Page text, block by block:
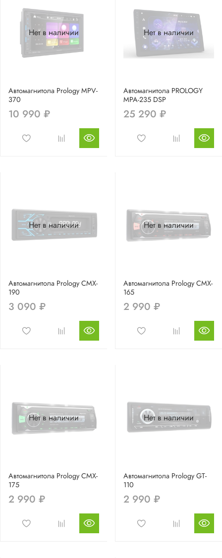
Нет в наличии
Автомагнитола Prology MPV-
370
10 990 ₽
Нет в наличии
Автомагнитола PROLOGY
MPA-235 DSP
25 290 ₽
Нет в наличии
Автомагнитола Prology CMX-
190
3 090 ₽
Нет в наличии
Автомагнитола Prology CMX-
165
2 990 ₽
Нет в наличии
Автомагнитола Prology CMX-
175
2 990 ₽
Нет в наличии
Автомагнитола Prology GT-
110
2 990 ₽